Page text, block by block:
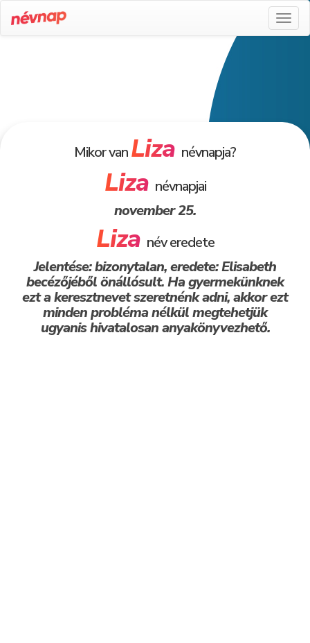
Mikor vanLiza névnapja?
Liza névnapjai
november 25.
Liza név eredete
Jelentése: bizonytalan, eredete: Elisabeth
becézőjéből önállósult. Ha gyermekünknek
ezt a keresztnevet szeretnénk adni, akkor ezt
minden probléma nélkül megtehetjük
ugyanis hivatalosan anyakönyvezhető.